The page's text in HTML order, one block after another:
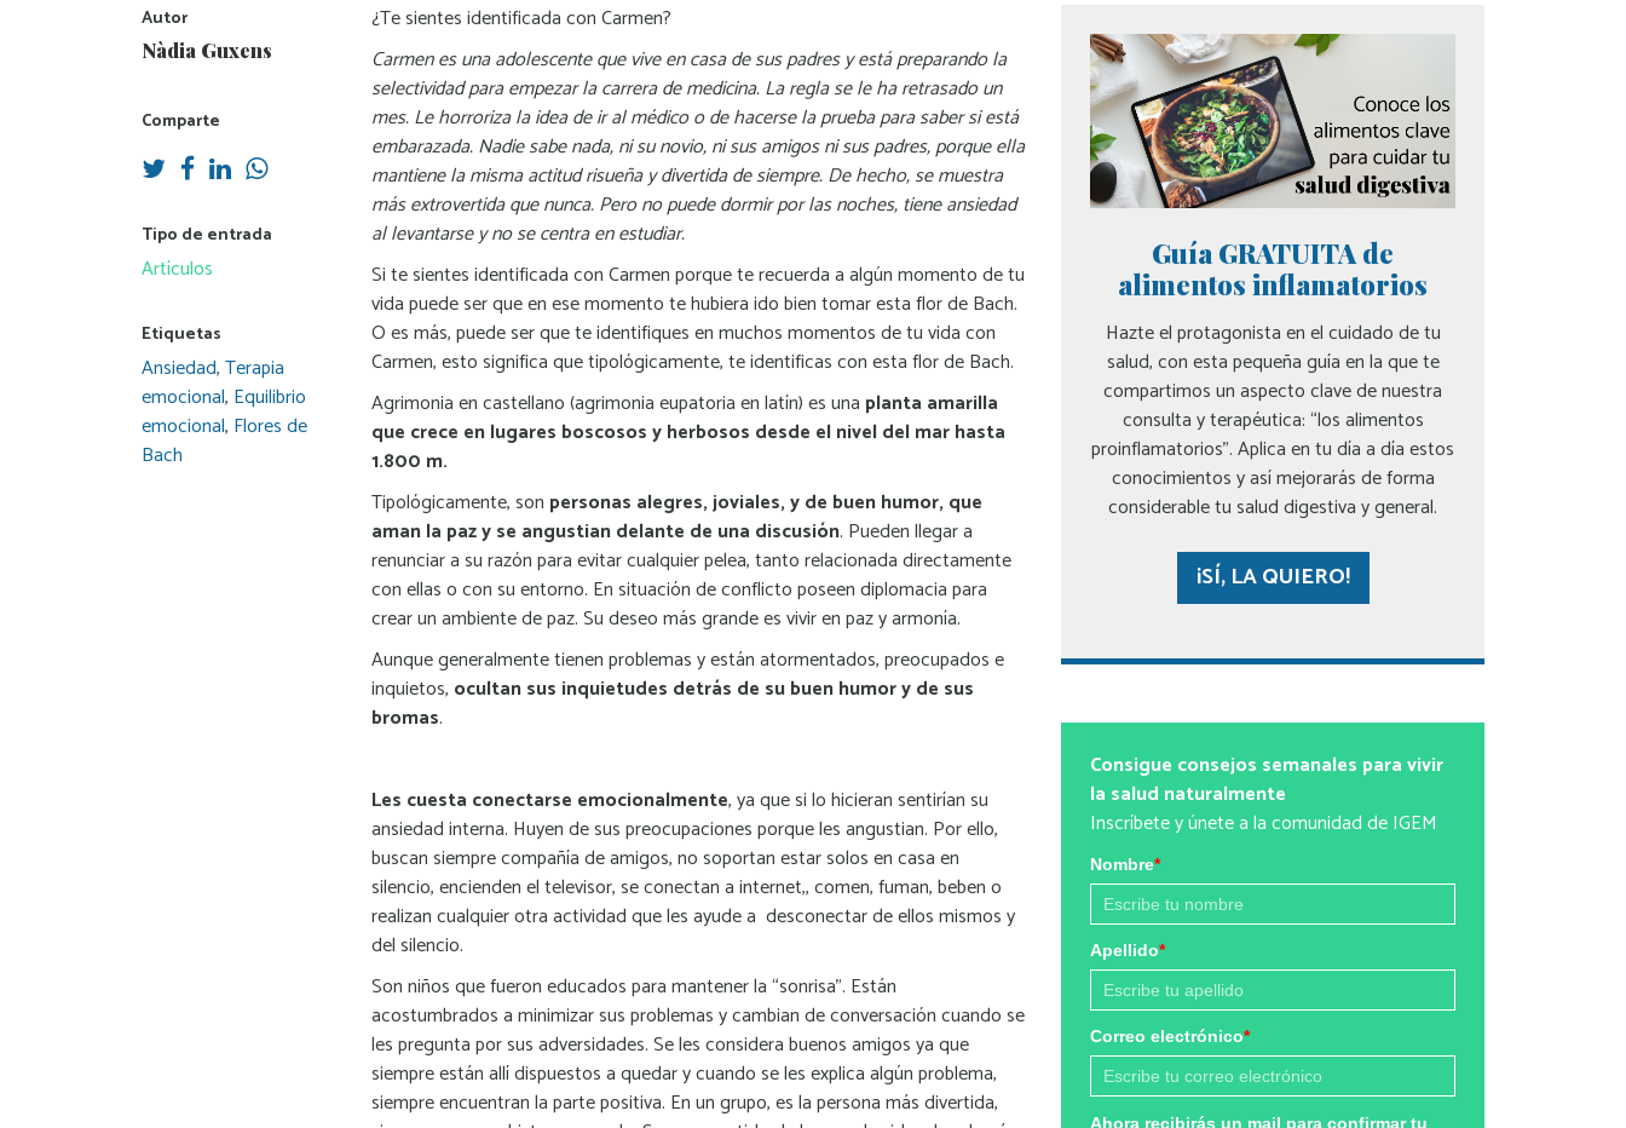
Autor
Nàdia Guxens
Comparte
Tipo de entrada
Artículos
Etiquetas
Ansiedad,Terapia
emocional, Equilibrio
emocional, Flores de
Bach
¿Te sientes identificada con Carmen?
Carmen es una adolescente que vive en casa de sus padres y está preparando la
selectividad para empezar la carrera de medicina. La regla se le ha retrasado un
mes. Le horroriza la idea de ir al médico o de hacerse la prueba para saber si está
embarazada. Nadie sabe nada, ni su novio, ni sus amigos ni sus padres, porque ella
mantiene la misma actitud risueña y divertida de siempre. De hecho, se muestra
más extrovertida que nunca. Pero no puede dormir por las noches, tiene ansiedad
al levantarse y no se centra en estudiar.
Si te sientes identificada con Carmen porque te recuerda a algún momento de tu
vida puede ser que en ese momento te hubiera ido bien tomar esta flor de Bach.
O es más, puede ser que te identifiques en muchos momentos de tu vida con
Carmen, esto significa que tipológicamente, te identificas con esta flor de Bach.
Agrimonia en castellano (agrimonia eupatoria en latín) es una planta amarilla
que crece en lugares boscosos y herbosos desde el nivel del mar hasta
1.800 m.
Tipológicamente, son personas alegres, joviales, y de buen humor, que
aman la paz y se angustian delante de una discusión. Pueden llegar a
renunciar a su razón para evitar cualquier pelea, tanto relacionada directamente
con ellas o con su entorno. En situación de conflicto poseen diplomacia para
crear un ambiente de paz. Su deseo más grande es vivir en paz y armonía.
Aunque generalmente tienen problemas y están atormentados, preocupados e
inquietos, ocultan sus inquietudes detrás de su buen humor y de sus
bromas.
Les cuesta conectarse emocionalmente, ya que si lo hicieran sentirían su
ansiedad interna. Huyen de sus preocupaciones porque les angustian. Por ello,
buscan siempre compañía de amigos, no soportan estar solos en casa en
silencio, encienden el televisor, se conectan a internet,, comen, fuman, beben o
realizan cualquier otra actividad que les ayude a desconectar de ellos mismos y
del silencio.
Son niños que fueron educados para mantener la “sonrisa”. Están
acostumbrados a minimizar sus problemas y cambian de conversación cuando se
les pregunta por sus adversidades. Se les considera buenos amigos ya que
siempre están allí dispuestos a quedar y cuando se les explica algún problema,
siempre encuentran la parte positiva. En un grupo, es la persona más divertida,
Guía GRATUITA de
alimentos inflamatorios
Hazte el protagonista en el cuidado de tu
salud, con esta pequeña guía en la que te
compartimos un aspecto clave de nuestra
consulta y terapéutica: “los alimentos
proinflamatorios”. Aplica en tu día a día estos
conocimientos y así mejorarás de forma
considerable tu salud digestiva y general.
¡SÍ, LA QUIERO!
Consigue consejos semanales para vivir
la salud naturalmente
Inscríbete y únete a la comunidad de IGEM
Nombre*
Apellido*
Correo electrónico*
Ahora recibirás un mail para confirmar tu